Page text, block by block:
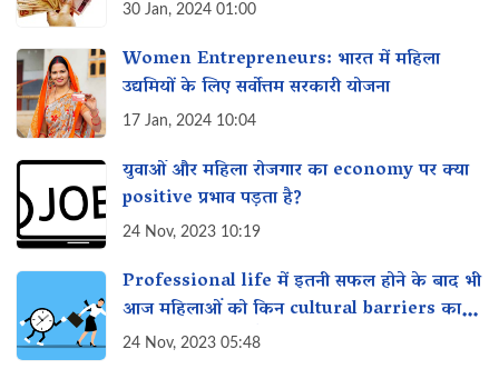
30 Jan, 2024 01:00
Women Entrepreneurs: भारत में महिला
उद्यमियों के लिए सर्वोत्तम सरकारी योजना
17 Jan, 2024 10:04
युवाओं और महिला रोजगार का economy पर क्या
positive प्रभाव पड़ता है?
24 Nov, 2023 10:19
Professional life में इतनी सफल होने के बाद भी
आज महिलाओं को किन cultural barriers का
सामना करना पड़ता है?
24 Nov, 2023 05:48